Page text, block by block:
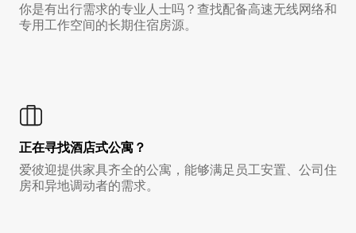
你是有出行需求的专业人士吗？查找配备高速无线网络和
专用工作空间的长期住宿房源。
正在寻找酒店式公寓？
爱彼迎提供家具齐全的公寓，能够满足员工安置、公司住
房和异地调动者的需求。